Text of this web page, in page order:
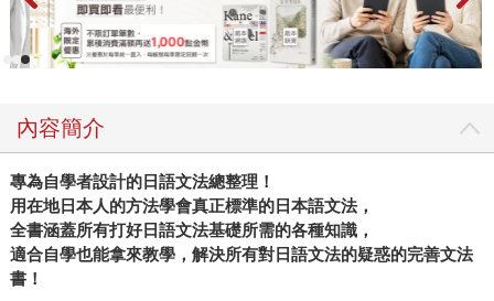
內容簡介
專為自學者設計的日語文法總整理！
用在地日本人的方法學會真正標準的日本語文法，
全書涵蓋所有打好日語文法基礎所需的各種知識，
適合自學也能拿來教學，解決所有對日語文法的疑惑的完善文法
書！